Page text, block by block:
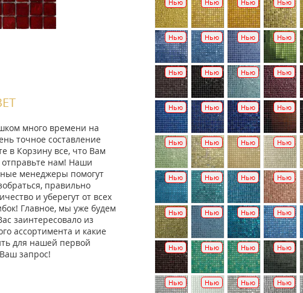
много времени на
точное составление
в Корзину все, что Вам
отправьте нам! Наши
менеджеры помогут
правильно
и уберегут от всех
Главное, мы уже будем
заинтересовало из
ассортимента и какие
для нашей первой
запрос!
Нью Нью Нью Нью
Нью Нью Нью Нью
Нью Нью Нью Нью
Нью Нью Нью Нью
Нью Нью Нью Нью
Нью Нью Нью Нью
Нью Нью Нью Нью
Нью Нью Нью Нью
Нью Нью Нью Нью